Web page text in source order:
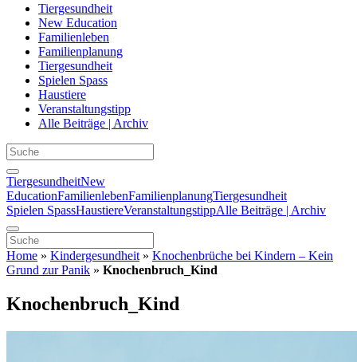
Tiergesundheit
New Education
Familienleben
Familienplanung
Tiergesundheit
Spielen Spass
Haustiere
Veranstaltungstipp
Alle Beiträge | Archiv
TiergesundheitNew
EducationFamilienlebenFamilienplanungTiergesundheit
Spielen SpassHaustiereVeranstaltungstippAlle Beiträge | Archiv
Home » Kindergesundheit » Knochenbrüche bei Kindern – Kein
Grund zur Panik » Knochenbruch_Kind
Knochenbruch_Kind